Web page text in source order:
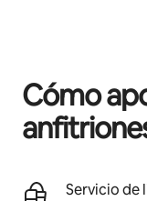
Cómo
Servicio de